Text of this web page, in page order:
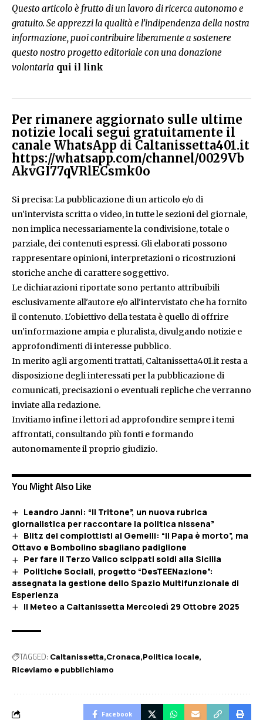
Questo articolo è frutto di un lavoro di ricerca autonomo e
gratuito. Se apprezzi la qualità e l’indipendenza della nostra
informazione, puoi contribuire liberamente a sostenere
questo nostro progetto editoriale con una donazione
volontaria qui il link
Per rimanere aggiornato sulle ultime
notizie locali segui gratuitamente il
canale WhatsApp di Caltanissetta401.it
https://whatsapp.com/channel/0029Vb
AkvGI77qVRlECsmk0o
Si precisa: La pubblicazione di un articolo e/o di
un'intervista scritta o video, in tutte le sezioni del giornale,
non implica necessariamente la condivisione, totale o
parziale, dei contenuti espressi. Gli elaborati possono
rappresentare opinioni, interpretazioni o ricostruzioni
storiche anche di carattere soggettivo.
Le dichiarazioni riportate sono pertanto attribuibili
esclusivamente all'autore e/o all'intervistato che ha fornito
il contenuto. L'obiettivo della testata è quello di offrire
un'informazione ampia e pluralista, divulgando notizie e
approfondimenti di interesse pubblico.
In merito agli argomenti trattati, Caltanissetta401.it resta a
disposizione degli interessati per la pubblicazione di
comunicati, precisazioni o eventuali repliche che verranno
inviate alla redazione.
Invitiamo infine i lettori ad approfondire sempre i temi
affrontati, consultando più fonti e formando
autonomamente il proprio giudizio.
You Might Also Like
Leandro Janni: “Il Tritone”, un nuova rubrica
giornalistica per raccontare la politica nissena”
Blitz dei complottisti al Gemelli: “Il Papa è morto”, ma
Ottavo e Bombolino sbagliano padiglione
Per fare il Terzo Valico scippati soldi alla Sicilia
Politiche Sociali, progetto “DesTEENazione”:
assegnata la gestione dello Spazio Multifunzionale di
Esperienza
Il Meteo a Caltanissetta Mercoledì 29 Ottobre 2025
TAGGED: Caltanissetta Cronaca Politica locale
Riceviamo e pubblichiamo
Facebook